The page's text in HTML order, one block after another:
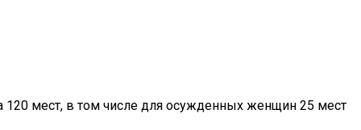
120 мест, в том числе для осужденных женщин 25 мест